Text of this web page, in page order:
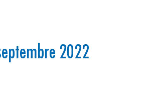
2022